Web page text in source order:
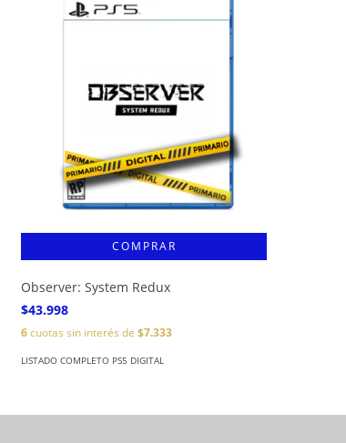
Observer: System Redux
$43.998
6cuotas sin interés de $7.333
LISTADO COMPLETO PS5 DIGITAL